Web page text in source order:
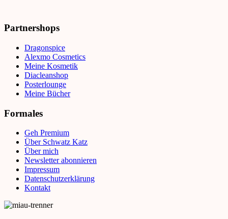
Partnershops
Dragonspice
Alexmo Cosmetics
Meine Kosmetik
Diacleanshop
Posterlounge
Meine Bücher
Formales
Geh Premium
Über Schwatz Katz
Über mich
Newsletter abonnieren
Impressum
Datenschutzerklärung
Kontakt